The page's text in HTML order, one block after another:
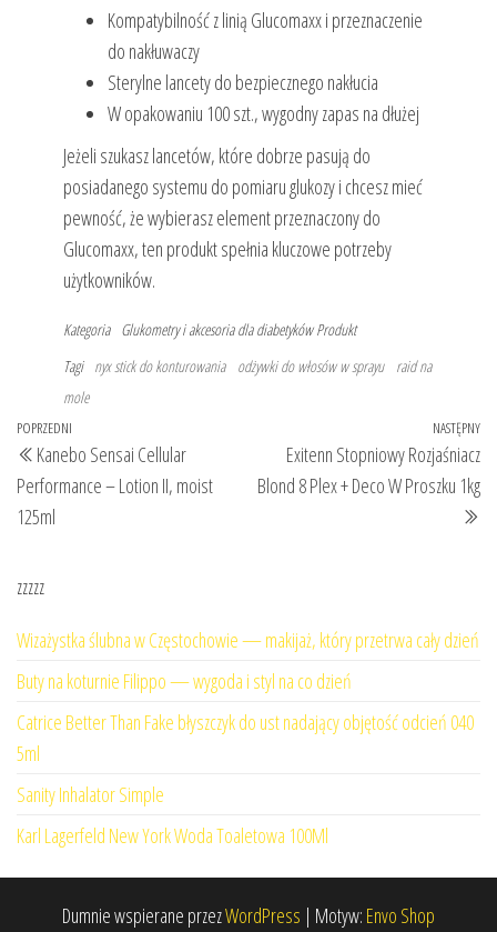
Kompatybilność z linią Glucomaxx i przeznaczenie
do nakłuwaczy
Sterylne lancety do bezpiecznego nakłucia
W opakowaniu 100 szt., wygodny zapas na dłużej
Jeżeli szukasz lancetów, które dobrze pasują do
posiadanego systemu do pomiaru glukozy i chcesz mieć
pewność, że wybierasz element przeznaczony do
Glucomaxx, ten produkt spełnia kluczowe potrzeby
użytkowników.
Kategoria Glukometry i akcesoria dla diabetyków Produkt
Tagi nyx stick do konturowania odżywki do włosów w sprayu
raid na
mole
Nawigacja
wpisu
Poprzedni
wpis
POPRZEDNI
Kanebo Sensai Cellular
Performance – Lotion II, moist
125ml
NASTĘPNY
Exitenn Stopniowy Rozjaśniacz
Blond 8 Plex + Deco W Proszku 1kg
zzzzz
Wizażystka ślubna w Częstochowie — makijaż, który przetrwa cały dzień
Buty na koturnie Filippo — wygoda i styl na co dzień
Catrice Better Than Fake błyszczyk do ust nadający objętość odcień 040
5ml
Sanity Inhalator Simple
Karl Lagerfeld New York Woda Toaletowa 100Ml
Dumnie wspierane przezWordPress | Motyw: Envo Shop